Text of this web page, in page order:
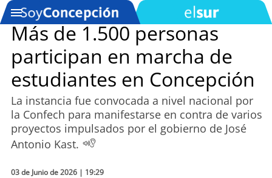
SOYTV
Podcast
Actualidad
Más de 1.500 personas
participan en marcha de
estudiantes en Concepción
La instancia fue convocada a nivel nacional por
la Confech para manifestarse en contra de varios
proyectos impulsados por el gobierno de José
Antonio Kast.
03 de Junio de 2026 | 19:29